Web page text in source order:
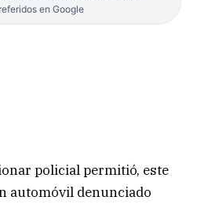
en Google
policial permitió, este
automóvil denunciado